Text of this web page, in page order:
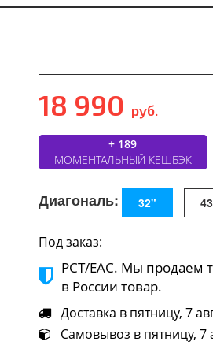
18 990 руб.
+ 189
МОМЕНТАЛЬНЫЙ КЕШБЭК
Диагональ: 32"
Под заказ:
РСТ/ЕАС. Мы продаем
в России товар.
Доставка в пятницу, 7
Самовывоз в пятницу, 7